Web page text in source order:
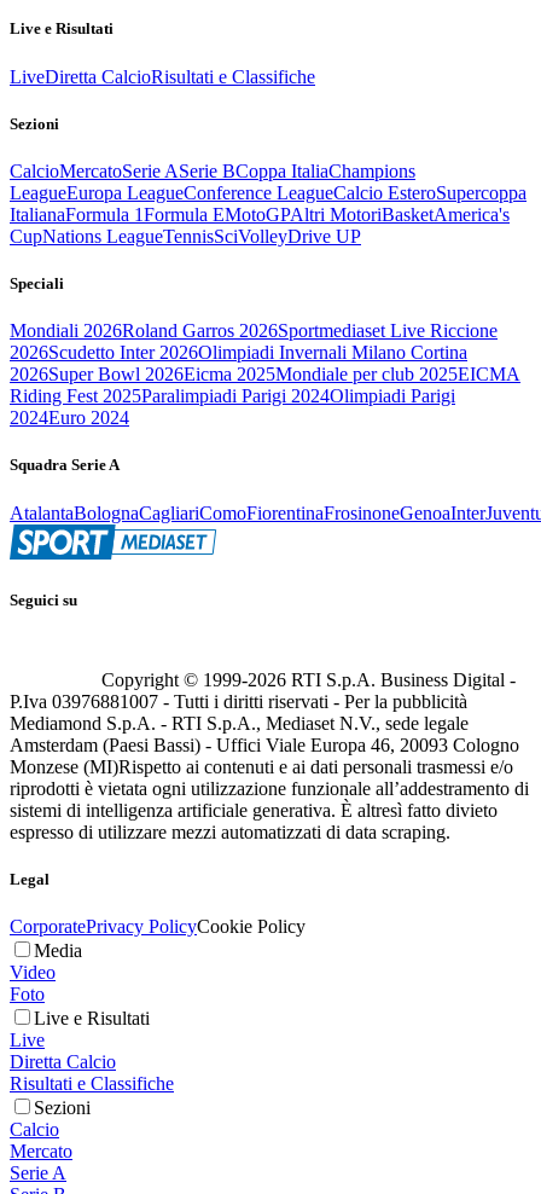
Live e Risultati
LiveDiretta CalcioRisultati e Classifiche
Sezioni
CalcioMercatoSerie ASerie BCoppa ItaliaChampions
LeagueEuropa LeagueConference LeagueCalcio EsteroSupercoppa
ItalianaFormula 1Formula EMotoGPAltri MotoriBasketAmerica's
CupNations LeagueTennisSciVolleyDrive UP
Speciali
Mondiali 2026Roland Garros 2026Sportmediaset Live Riccione
2026Scudetto Inter 2026Olimpiadi Invernali Milano Cortina
2026Super Bowl 2026Eicma 2025Mondiale per club 2025EICMA
Riding Fest 2025Paralimpiadi Parigi 2024Olimpiadi Parigi
2024Euro 2024
Squadra Serie A
AtalantaBolognaCagliariComoFiorentinaFrosinoneGenoaInter
Seguici su
Copyright © 1999-2026 RTI S.p.A. Business Digital -
P.Iva 03976881007 - Tutti i diritti riservati - Per la pubblicità
Mediamond S.p.A. - RTI S.p.A., Mediaset N.V., sede legale
Amsterdam (Paesi Bassi) - Uffici Viale Europa 46, 20093 Cologno
Monzese (MI)Rispetto ai contenuti e ai dati personali trasmessi e/o
riprodotti è vietata ogni utilizzazione funzionale all’addestramento di
sistemi di intelligenza artificiale generativa. È altresì fatto divieto
espresso di utilizzare mezzi automatizzati di data scraping.
Legal
CorporatePrivacy PolicyCookie Policy
Media
Video
Foto
Live e Risultati
Live
Diretta Calcio
Risultati e Classifiche
Sezioni
Calcio
Mercato
Serie A